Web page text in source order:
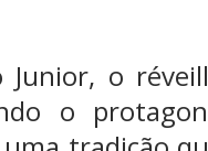
Junior, o
o